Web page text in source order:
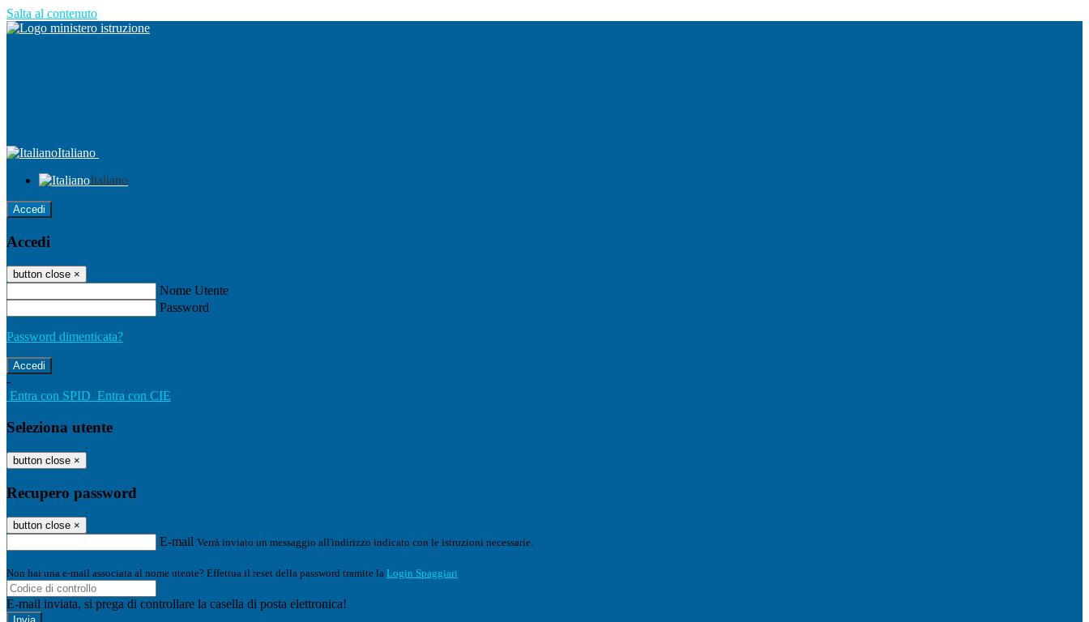
Salta al contenuto
Italiano
Italiano
Accedi
Accedi
button close ×
Nome Utente
Password
Password dimenticata?
-
Entra con SPID Entra con CIE
Seleziona utente
button close ×
Recupero password
button close ×
E-mail Verrà inviato un messaggio all'indirizzo indicato con le istruzioni necessarie.
Non hai una e-mail associata al nome utente? Effettua il reset della password tramite la Login Spaggiari
E-mail inviata, si prega di controllare la casella di posta elettronica!